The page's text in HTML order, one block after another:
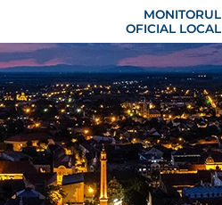
MONITORUL
OFICIAL LOCAL